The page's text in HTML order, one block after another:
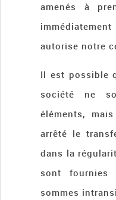
amenés à
autorise notre
Il est possible
société ne
éléments,
arrêté le
dans la
sont fournies
sommes